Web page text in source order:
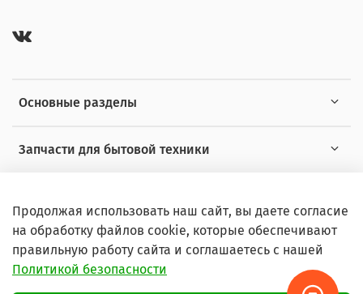
Основные разделы
Запчасти для бытовой техники
Продолжая использовать наш сайт, вы даете согласие
на обработку файлов cookie, которые обеспечивают
правильную работу сайта и соглашаетесь с нашей
Политикой безопасности